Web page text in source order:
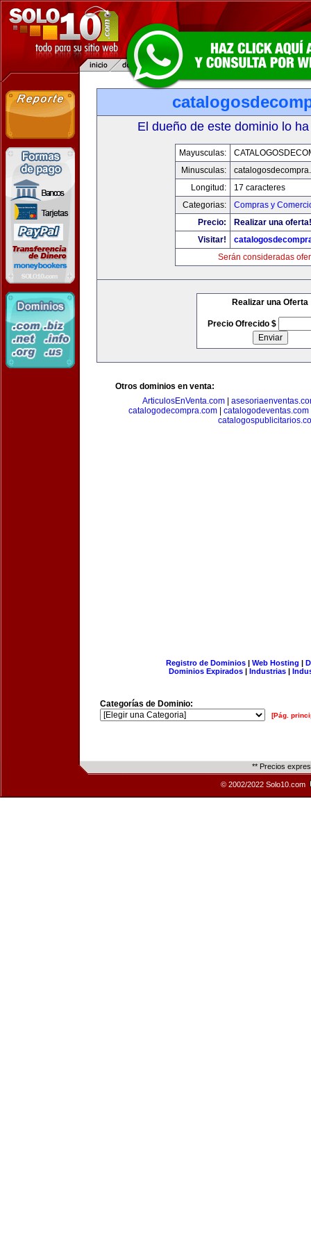
El dueño de este dominio lo
Mayusculas:
Minusculas:
Longitud:
17 caracteres
Categorias:
Compras y
Precio:
Realizar una oferta!
Visitar!
Serán consideradas
Realizar una Oferta
Precio Ofrecido $
Otros dominios en venta:
ArticulosEnVenta.com|
catalogodecompra.com| catalogodeventas.com
Registro de Dominios| Web Hosting |
Dominios Expirados | Industrias |
Categorías de Dominio:
[Pág.
** Precios
© 2002/2022 Solo10.com